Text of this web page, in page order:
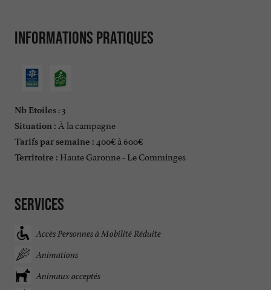
Informations pratiques
Nb Etoiles : 3
Situation : À la campagne
Tarifs par semaine : 400€ à 600€
Territoire : Haute Garonne - Le Comminges
Services
Accès Personnes à Mobilité Réduite
Animations
Animaux acceptés